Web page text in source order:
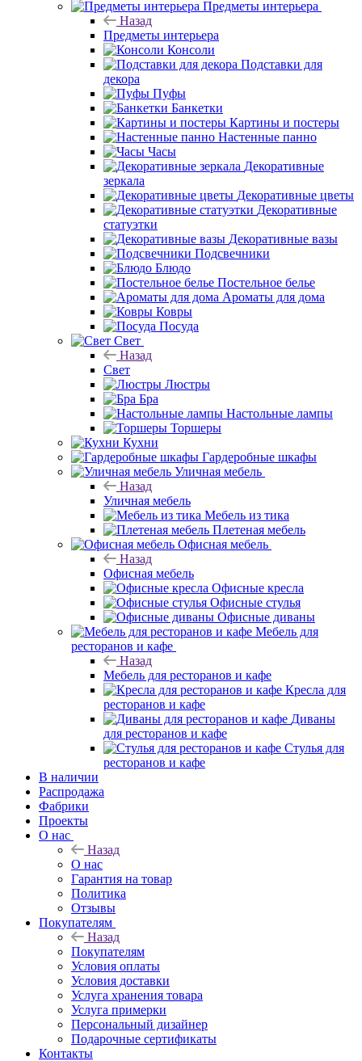
Предметы интерьера
Назад
Предметы интерьера
Консоли
Подставки для
декора
Пуфы
Банкетки
Картины и постеры
Настенные панно
Часы
Декоративные
зеркала
Декоративные цветы
Декоративные
статуэтки
Декоративные вазы
Подсвечники
Блюдо
Постельное белье
Ароматы для дома
Ковры
Посуда
Свет
Назад
Свет
Люстры
Бра
Настольные лампы
Торшеры
Кухни
Гардеробные шкафы
Уличная мебель
Назад
Уличная мебель
Мебель из тика
Плетеная мебель
Офисная мебель
Назад
Офисная мебель
Офисные кресла
Офисные стулья
Офисные диваны
Мебель для
ресторанов и кафе
Назад
Мебель для ресторанов и кафе
Кресла для
ресторанов и кафе
Диваны
для ресторанов и кафе
Стулья для
ресторанов и кафе
В наличии
Распродажа
Фабрики
Проекты
О нас
Назад
О нас
Гарантия на товар
Политика
Отзывы
Покупателям
Назад
Покупателям
Условия оплаты
Условия доставки
Услуга хранения товара
Услуга примерки
Персональный дизайнер
Подарочные сертификаты
Контакты